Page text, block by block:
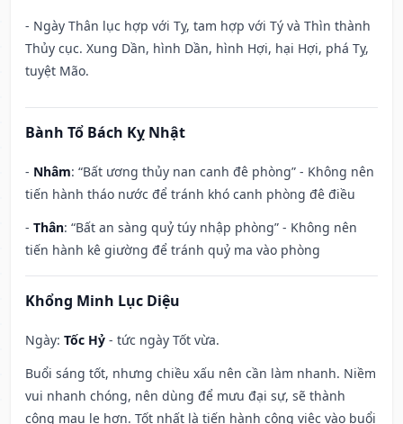
- Ngày Thân lục hợp với Tỵ, tam hợp với Tý và Thìn thành
Thủy cục. Xung Dần, hình Dần, hình Hợi, hại Hợi, phá Tỵ,
tuyệt Mão.
Bành Tổ Bách Kỵ Nhật
- Nhâm: “Bất ương thủy nan canh đê phòng” - Không nên
tiến hành tháo nước để tránh khó canh phòng đê điều
- Thân: “Bất an sàng quỷ túy nhập phòng” - Không nên
tiến hành kê giường để tránh quỷ ma vào phòng
Khổng Minh Lục Diệu
Ngày: Tốc Hỷ - tức ngày Tốt vừa.
Buổi sáng tốt, nhưng chiều xấu nên cần làm nhanh. Niềm
vui nhanh chóng, nên dùng để mưu đại sự, sẽ thành
công mau lẹ hơn. Tốt nhất là tiến hành công việc vào buổi